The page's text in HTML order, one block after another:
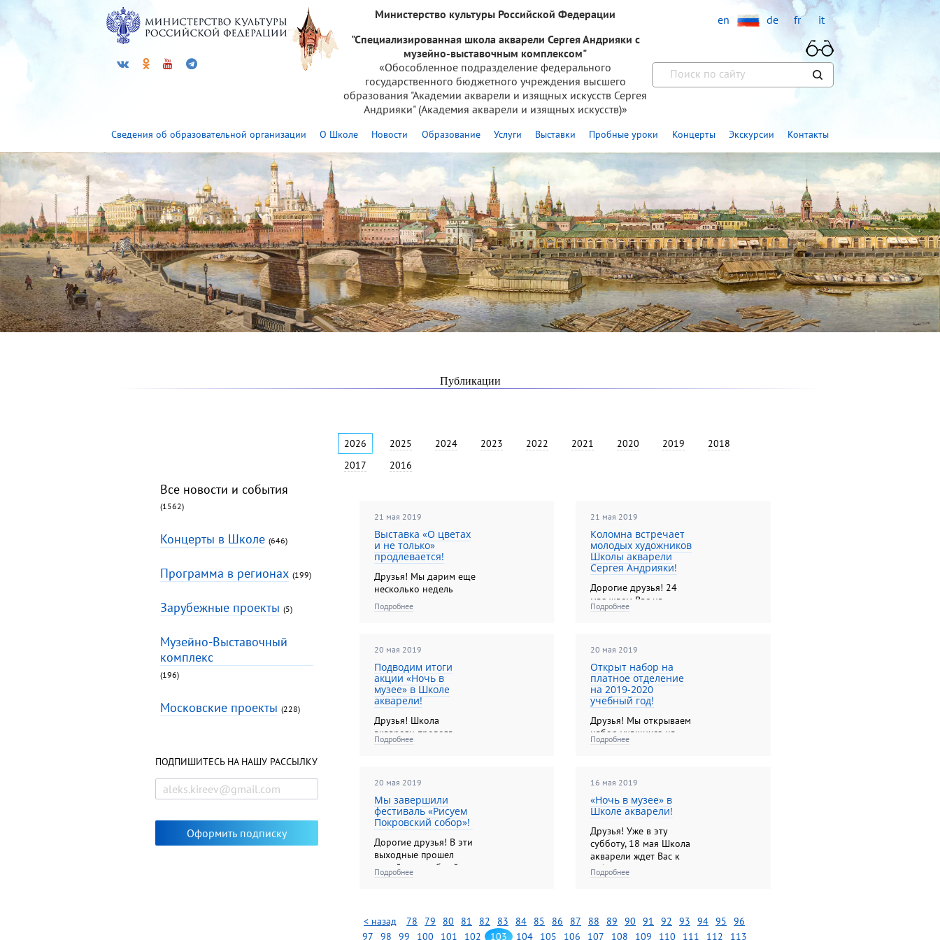
Министерство культуры Российской Федерации
"Специализированная школа акварели Сергея Андрияки с
музейно-выставочным комплексом"
«Обособленное подразделение федерального
государственного бюджетного учреждения высшего
образования "Академии акварели и изящных искусств Сергея
Андрияки" (Академия акварели и изящных искусств)»
en de fr it
Сведения об образовательной организации О Школе Новости Образование Услуги Выставки Пробные уроки Концерты Экскурсии Контакты
Публикации
Все новости и события
(1562)
Концерты в Школе (646)
Программа в регионах (199)
Зарубежные проекты (5)
Музейно-Выставочный
комплекс
(196)
Московские проекты (228)
ПОДПИШИТЕСЬ НА НАШУ РАССЫЛКУ
2026 2025 2024 2023 2022 2021 2020 2019
2018
2017
2016
21 мая 2019
Выставка «О цветах
и не только»
продлевается!
Друзья! Мы дарим еще
несколько недель
наслаждения
выставкой «О цветах и
Подробнее
21 мая 2019
Коломна встречает
молодых художников
Школы акварели
Сергея Андрияки!
Дорогие друзья! 24
мая ждем Вас на
открытии выставки
Коломне!
Подробнее
20 мая 2019
Подводим итоги
акции «Ночь в
музее» в Школе
акварели!
Друзья! Школа
акварели провела
самую интересную
Подробнее
20 мая 2019
Открыт набор на
платное отделение
на 2019-2020
учебный год!
Друзья! Мы открываем
набор учащихся на
новый 2019-2020
Подробнее
20 мая 2019
Мы завершили
фестиваль «Рисуем
Покровский собор»!
Дорогие друзья! В эти
выходные прошел
самый масштабный
пленэр Москвы,
акварели Сергея
Андрияки!
Подробнее
16 мая 2019
«Ночь в музее» в
Школе акварели!
Друзья! Уже в эту
субботу, 18 мая Школа
акварели ждет Вас к
себе в гости на «Ночь
в музее»!
Подробнее
< назад 78 79 80 81 82 83 84 85 86 87 88 89 90 91 92 93 94 95
96
97
98 99 100 101 102 103 104 105 106 107 108 109 110 111 112
113